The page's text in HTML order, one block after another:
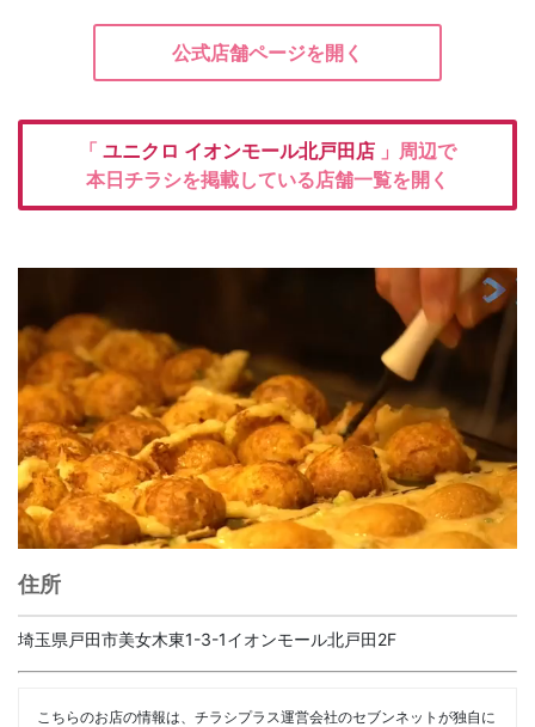
公式店舗ページを開く
「 ユニクロ イオンモール北戸田店 」周辺で
本日チラシを掲載している店舗一覧を開く
住所
埼玉県戸田市美女木東1-3-1イオンモール北戸田2F
こちらのお店の情報は、チラシプラス運営会社のセブンネットが独自に